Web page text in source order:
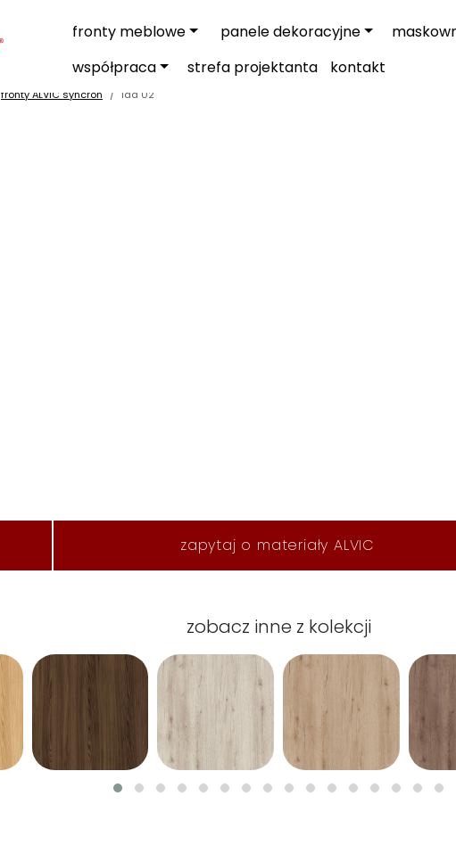
fronty meblowe panele dekoracyjne
współpraca
strefa projektanta kontakt
fronty ALVIC syncron Ida 02
zapytaj o materiały ALVIC
zobacz inne z kolekcji